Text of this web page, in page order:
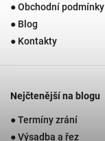
● Obchodní podmínky
● Blog
● Kontakty
Nejčtenější na blogu
● Termíny zrání
● Výsadba a řez